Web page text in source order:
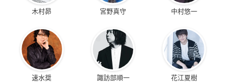
木村昴 宮野真守 中村悠一
速水奨 諏訪部順一 花江夏樹